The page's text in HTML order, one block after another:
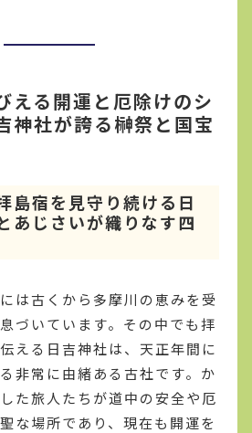
える開運と厄除けのシ
神社が誇る榊祭と国宝
島宿を見守り続ける日
あじさいが織りなす四
は古くから多摩川の恵みを受
づいています。その中でも拝
える日吉神社は、天正年間に
非常に由緒ある古社です。か
た旅人たちが道中の安全や厄
な場所であり、現在も開運を